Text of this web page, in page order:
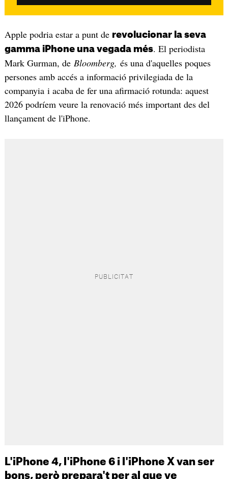
Apple podria estar a punt de revolucionar la seva
gamma iPhone una vegada més. El periodista
Mark Gurman, de Bloomberg, és una d'aquelles poques
persones amb accés a informació privilegiada de la
companyia i acaba de fer una afirmació rotunda: aquest
2026 podríem veure la renovació més important des del
llançament de l'iPhone.
L'iPhone 4, l'iPhone 6 i l'iPhone X van ser
bons, però prepara't per al que ve